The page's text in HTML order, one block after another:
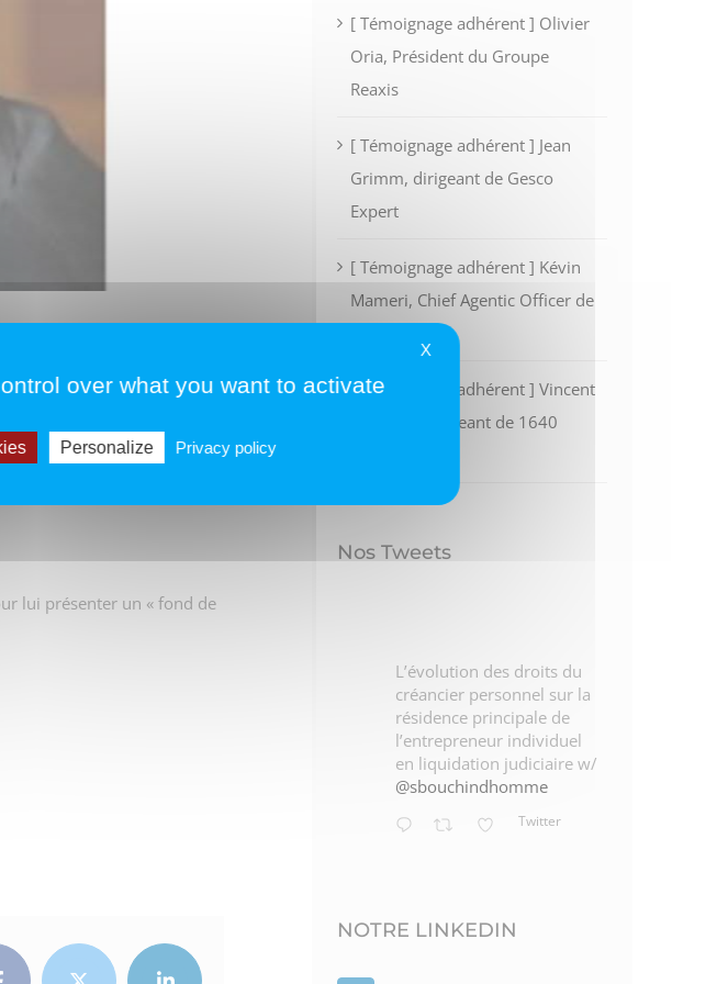
Bouchindhomme,
et Consommation du
lui présenter un « fond de
[ Témoignage adhérent ] Olivier
Oria, Président du Groupe
Reaxis
[ Témoignage adhérent ] Jean
Grimm, dirigeant de Gesco
Expert
[ Témoignage adhérent ] Kévin
Mameri, Chief Agentic Officer de
[ Témoignage adhérent ] Vincent
Rivoalen, dirigeant de 1640
Nos Tweets
L’évolution des droits du
créancier personnel sur la
résidence principale de
l’entrepreneur individuel
en liquidation judiciaire w/
@sbouchindhomme
Twitter
NOTRE LINKEDIN
X
over what you want to activate
Personalize Privacy policy